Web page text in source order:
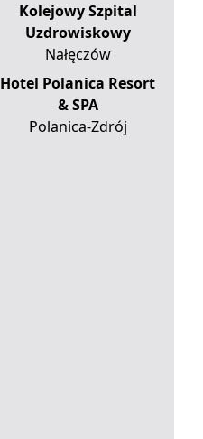
Kolejowy Szpital
Uzdrowiskowy
Nałęczów
Hotel Polanica Resort
& SPA
Polanica-Zdrój